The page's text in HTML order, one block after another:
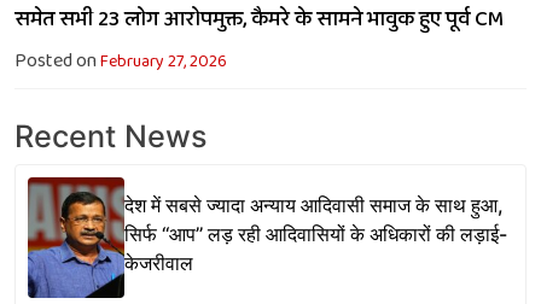
समेत सभी 23 लोग आरोपमुक्त, कैमरे के सामने भावुक हुए पूर्व CM
Posted onFebruary 27, 2026
Recent News
देश में सबसे ज्यादा अन्याय आदिवासी समाज के साथ हुआ,
सिर्फ ‘‘आप’’ लड़ रही आदिवासियों के अधिकारों की लड़ाई-
केजरीवाल